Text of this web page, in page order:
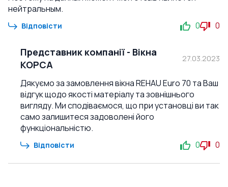
нейтральным.
Відповісти 0 0
Представник компанії - Вікна
КОРСА
27.03.2023
Дякуємо за замовлення вікна REHAU Euro 70 та Ваш
відгук щодо якості матеріалу та зовнішнього
вигляду. Ми сподіваємося, що при установці ви так
само залишитеся задоволені його
функціональністю.
Відповісти 0 0